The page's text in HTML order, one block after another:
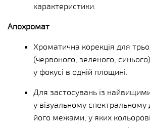
характеристики.
Апохромат
Хроматична корекція для
(червоного, зеленого,
у фокусі в одній площині.
Для застосувань із
у візуальному спектральному
його межами, у яких